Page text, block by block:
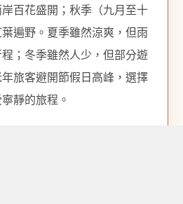
百花盛開；秋季（九月至十
遍野。夏季雖然涼爽，但雨
；冬季雖然人少，但部分遊
旅客避開節假日高峰，選擇
靜的旅程。